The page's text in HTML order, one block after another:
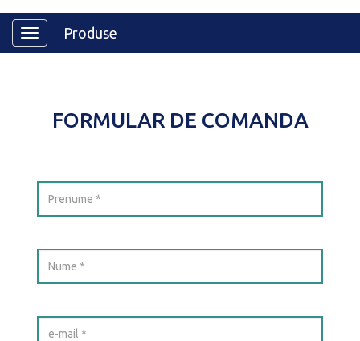
Toggle
navigation
Produse
FORMULAR DE COMANDA